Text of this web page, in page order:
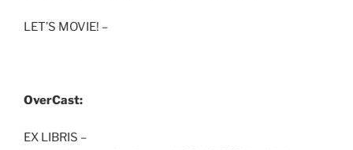
LET’S MOVIE! –
OverCast:
EX LIBRIS –